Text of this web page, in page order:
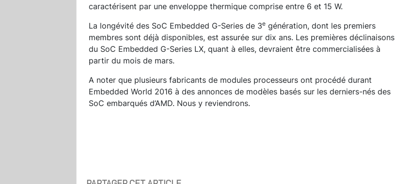
caractérisent par une enveloppe thermique comprise entre 6 et 15 W.
La longévité des SoC Embedded G-Series de 3e génération, dont les premiers
membres sont déjà disponibles, est assurée sur dix ans. Les premières déclinaisons
du SoC Embedded G-Series LX, quant à elles, devraient être commercialisées à
partir du mois de mars.
A noter que plusieurs fabricants de modules processeurs ont procédé durant
Embedded World 2016 à des annonces de modèles basés sur les derniers-nés des
SoC embarqués d’AMD. Nous y reviendrons.